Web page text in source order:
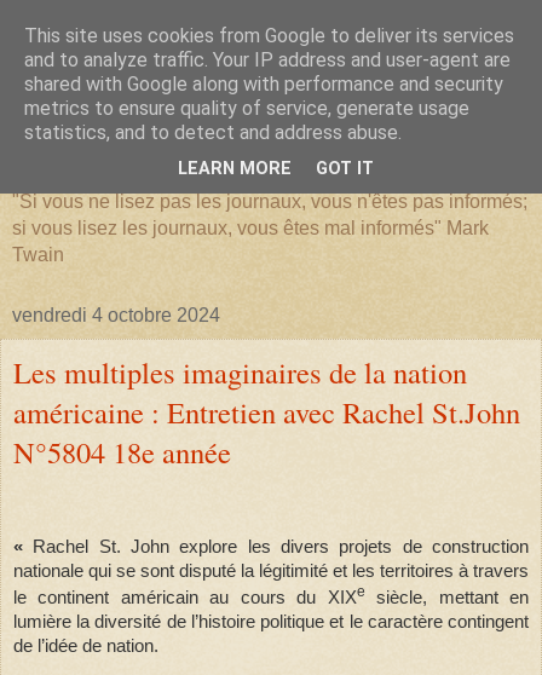
SERIATIM
"Si vous ne lisez pas les journaux, vous n'êtes pas informés;
si vous lisez les journaux, vous êtes mal informés" Mark
Twain
vendredi 4 octobre 2024
Les multiples imaginaires de la nation
américaine : Entretien avec Rachel St.John
N°5804 18e année
«
Rachel St. John explore les divers projets de construction
nationale qui se sont disputé la légitimité et les territoires à travers
le continent américain au cours du XIXe
siècle, mettant en
lumière la diversité de l’histoire politique et le caractère contingent
de l’idée de nation.
This site uses cookies from Google to deliver its services
and to analyze traffic. Your IP address and user-agent are
shared with Google along with performance and security
metrics to ensure quality of service, generate usage
statistics, and to detect and address abuse.
LEARN MORE GOT IT